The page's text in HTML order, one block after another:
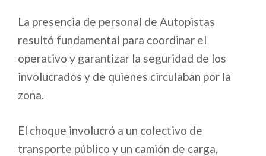
La presencia de personal de Autopistas
resultó fundamental para coordinar el
operativo y garantizar la seguridad de los
involucrados y de quienes circulaban por la
zona.
El choque involucró a un colectivo de
transporte público y un camión de carga,